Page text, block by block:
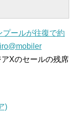
ールが往復で約
アXのセールの残席
)